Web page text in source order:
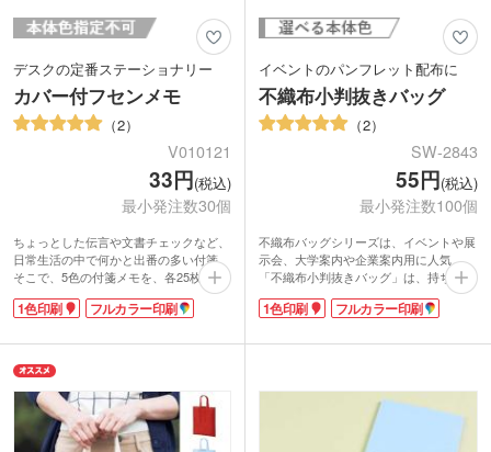
デスクの定番ステーショナリー
カバー付フセンメモ
2
V010121
33円(税込)
最小発注数30個
ちょっとした伝言や文書チェックなど、
日常生活の中で何かと出番の多い付箋。
そこで、5色の付箋メモを、各25枚ずつ
セットにしました。項目別に5色の付箋
を使い分けられてとても便利。
できます。学校名や学習塾名、会社のロ
ゴを名入れしてオリジナルフセンを作成
可能！シンプルな白い表紙にデザインの
色が映えてアピールできますよ。安価で
透明袋入りなので配布しやすいノベルテ
ィです。
1色印刷 フルカラー印刷
イベントのパンフレット配布に
不織布小判抜きバッグ
2
SW-2843
55円(税込)
最小発注数100個
不織布バッグシリーズは、イベントや展
示会、大学案内や企業案内用に人気。
「不織布小判抜きバッグ」は、持ち運び
しやすい小判抜きタイプのデザイン。厚
手のA4サイズがすっぽり収まり、書類や
す。パンフレット配布にはもちろん、旅
バリエーションが豊富です。イメージに
合った色が選べます。
1色印刷 フルカラー印刷